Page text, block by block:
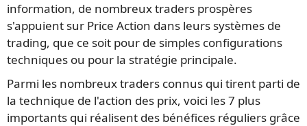
information, de nombreux traders prospères
s'appuient sur Price Action dans leurs systèmes de
trading, que ce soit pour de simples configurations
techniques ou pour la stratégie principale.
Parmi les nombreux traders connus qui tirent parti de
la technique de l'action des prix, voici les 7 plus
importants qui réalisent des bénéfices réguliers grâce